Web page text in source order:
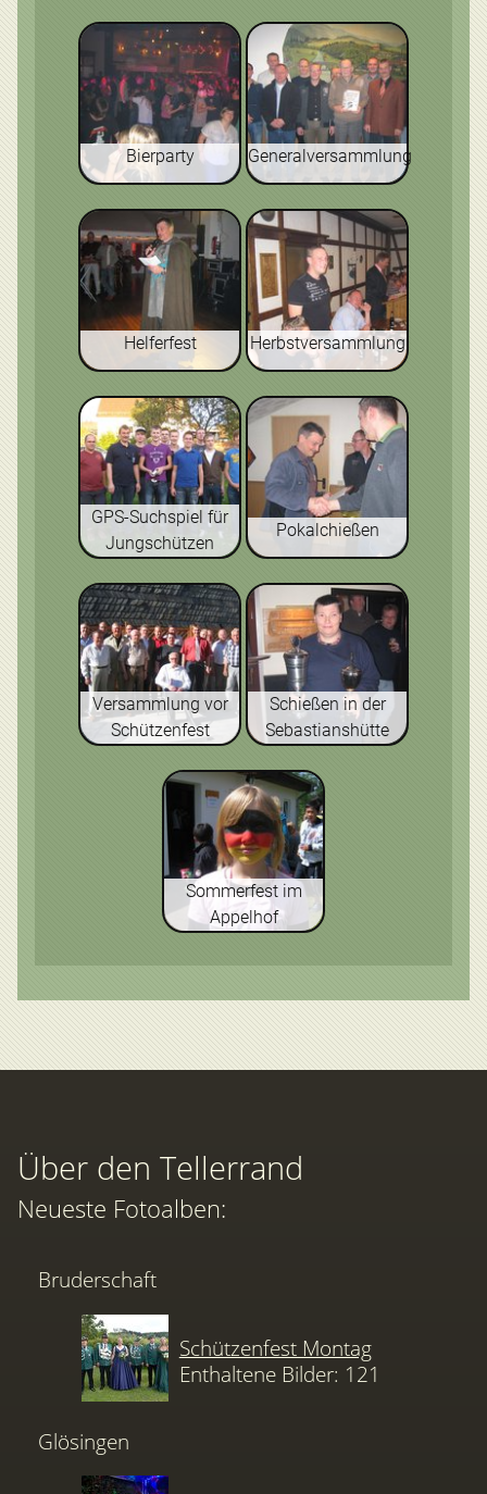
Bierparty Generalversammlung
Helferfest Herbstversammlung
GPS-Suchspiel für
Jungschützen
Pokalchießen
Versammlung vor
Schützenfest
Schießen in der
Sebastianshütte
Sommerfest im
Appelhof
Über den Tellerrand
Neueste Fotoalben:
Bruderschaft
Schützenfest Montag
Enthaltene Bilder: 121
Glösingen